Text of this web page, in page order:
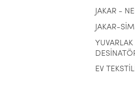
JAKAR -
JAKAR-
EV